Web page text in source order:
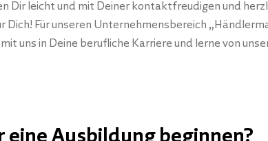
Dir leicht und mit Deiner kontaktfreudigen und
Für unseren Unternehmensbereich
uns in Deine berufliche Karriere und lerne von
Ausbildung beginnen?